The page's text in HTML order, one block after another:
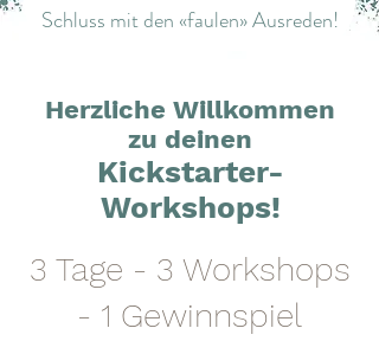
Schluss mit den «faulen» Ausreden!
Herzliche Willkommen
zu deinen
Kickstarter-
Workshops!
3 Tage - 3 Workshops
- 1 Gewinnspiel